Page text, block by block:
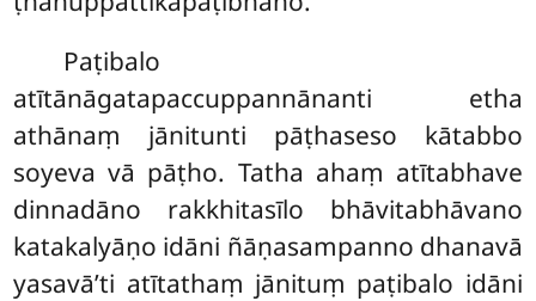
Paṭibalo
atītānāgatapaccuppannānanti etha
athānaṃ jānitunti pāṭhaseso kātabbo
soyeva vā pāṭho. Tatha ahaṃ atītabhave
dinnadāno rakkhitasīlo bhāvitabhāvano
katakalyāṇo idāni ñāṇasampanno dhanavā
yasavā’ti atītathaṃ jānituṃ paṭibalo idāni